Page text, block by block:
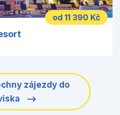
od 11 390 Kč
zájezdy do